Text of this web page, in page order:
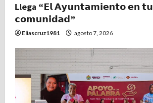
Llega “𝗘𝗹 𝗔𝘆𝘂𝗻𝘁𝗮𝗺𝗶𝗲𝗻𝘁𝗼 𝗲𝗻 𝘁𝘂
𝗰𝗼𝗺𝘂𝗻𝗶𝗱𝗮𝗱”
Eliascruz1981 agosto 7, 2026